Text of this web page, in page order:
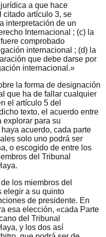
a que hace
citado artículo 3, se
interpretación de un
Internacional ; (c) la
comprobado
internacional ; (d) la
que debe darse por
internacional.»
la forma de designación
que ha de fallar cualquier
el artículo 5 del
texto, el acuerdo entre
explorar para su
acuerdo, cada parte
solo uno podrá ser
o escogido de entre los
del Tribunal
los miembros del
elegir a su quinto
de presidente. En
esa elección, «cada Parte
del Tribunal
y los dos así